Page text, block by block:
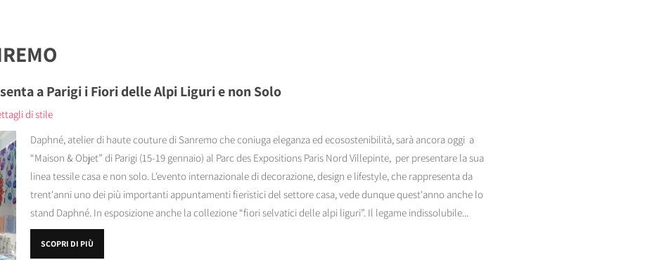
a Parigi i Fiori delle Alpi Liguri e non Solo
di stile
Daphné, atelier di haute couture di Sanremo che coniuga eleganza ed ecosostenibilità, sarà ancora oggi a
“Maison & Objet” di Parigi (15-19 gennaio) al Parc des Expositions Paris Nord Villepinte, per presentare la sua
linea tessile casa e non solo. L'evento internazionale di decorazione, design e lifestyle, che rappresenta da
trent'anni uno dei più importanti appuntamenti fieristici del settore casa, vede dunque quest'anno anche lo
stand Daphné. In esposizione anche la collezione “fiori selvatici delle alpi liguri”. Il legame indissolubile...
SCOPRI DI PIÙ